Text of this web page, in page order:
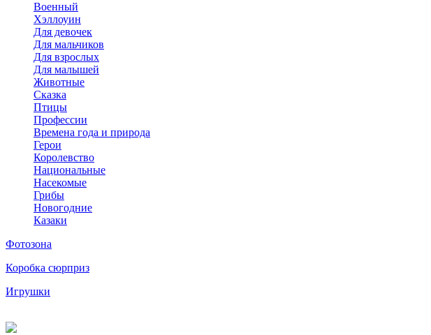
Военный
Хэллоуин
Для девочек
Для мальчиков
Для взрослых
Для малышей
Животные
Сказка
Птицы
Профессии
Времена года и природа
Герои
Королевство
Национальные
Насекомые
Грибы
Новогодние
Казаки
Фотозона
Коробка сюрприз
Игрушки